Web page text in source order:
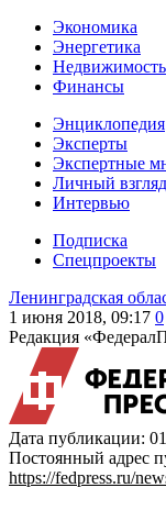
Экономика
Энергетика
Недвижимость
Финансы
Энциклопедия
Эксперты
Экспертные
Личный взгляд
Интервью
Подписка
Спецпроекты
Ленинградская
1 июня 2018, 09:17 0
Редакция
Дата публикации:
Постоянный адрес
https://fedpress.ru/